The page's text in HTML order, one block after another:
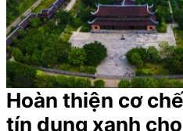
Hoàn thiện cơ
tín dụng xanh